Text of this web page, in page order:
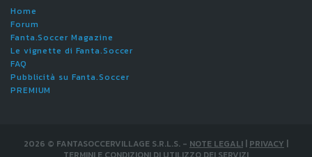
Home
Forum
Fanta.Soccer Magazine
Le vignette di Fanta.Soccer
FAQ
Pubblicità su Fanta.Soccer
PREMIUM
2026 © FANTASOCCERVILLAGE S.R.L.S. - NOTE LEGALI | PRIVACY |